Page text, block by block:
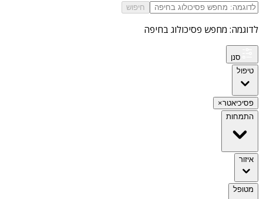
חיפוש
לדוגמה: מחפש פסיכולוג בחיפה
סנן
טיפול
פסיכיאטר×
התמחות
איזור
מטופל